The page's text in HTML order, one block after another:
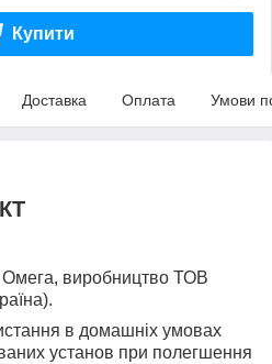
Купити
Доставка Оплата Умови
виробництво ТОВ
в домашніх умовах
установ при полегшення